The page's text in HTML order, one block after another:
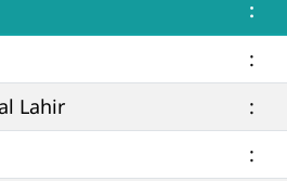
:
:
Lahir
:
: